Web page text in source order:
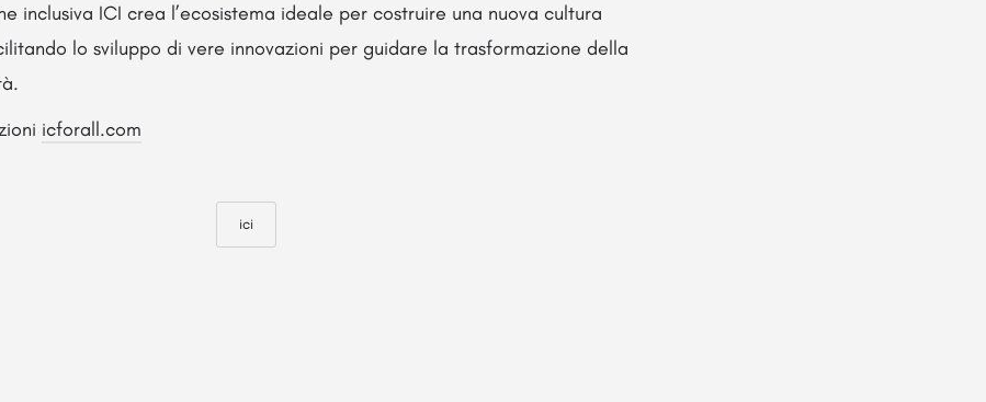
inclusiva ICI crea l’ecosistema ideale per costruire una nuova cultura
lo sviluppo di vere innovazioni per guidare la trasformazione della
icforall.com
ici